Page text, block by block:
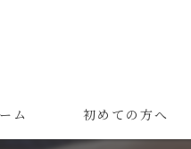
ム 初めての方へ